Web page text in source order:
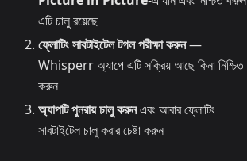
এটি চালু রয়েছে
ফ্লোটিং সাবটাইটেল টগল পরীক্ষা করুন—
Whisperr অ্যাপে এটি সক্রিয় আছে কিনা নিশ্চিত
করুন
অ্যাপটি পুনরায় চালু করুনএবং আবার ফ্লোটিং
সাবটাইটেল চালু করার চেষ্টা করুন